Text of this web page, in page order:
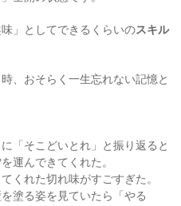
」としてできるくらいのスキル
、おそらく一生忘れない記憶と
「そこどいとれ」と振り返ると
運んできてくれた。
くれた切れ味がすごすぎた。
塗る姿を見ていたら「やる